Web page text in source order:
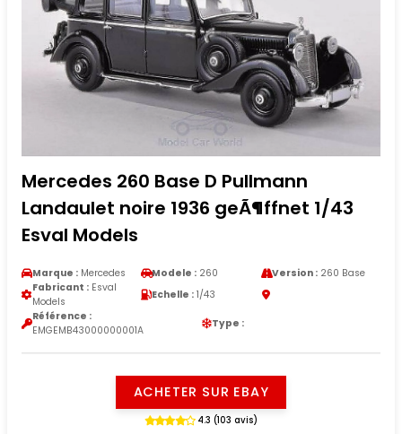
Mercedes 260 Base D Pullmann
Landaulet noire 1936 geÃ¶ffnet 1/43
Esval Models
Marque : Mercedes Modele : 260 Version :260 Base
Fabricant : Esval
Models
Echelle : 1/43
Référence :
EMGEMB43000000001A
Type :
ACHETER SUR EBAY
4.3 (103 avis)